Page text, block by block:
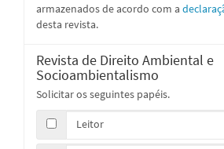
armazenados de acordo com a
desta revista.
Revista de Direito Ambiental e
Socioambientalismo
Solicitar os seguintes papéis.
Leitor